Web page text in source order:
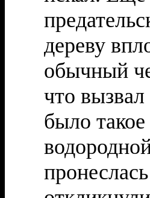
дереву
обычный
что
было